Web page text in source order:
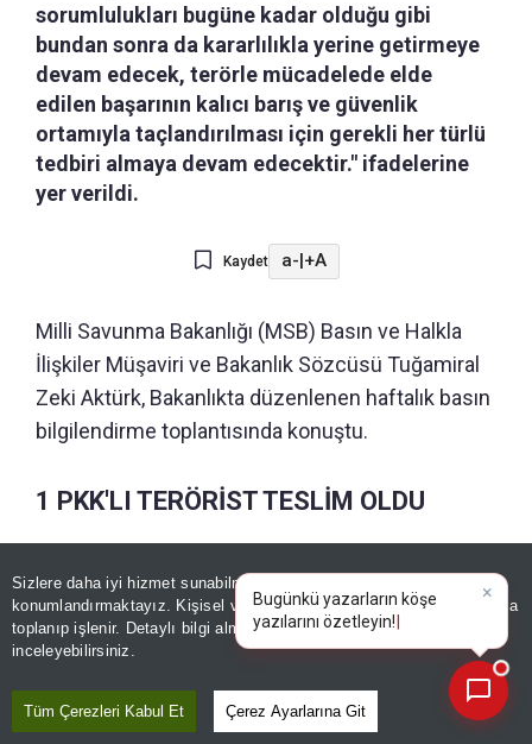
Sizlere daha iyi hizmet sunabilmek adına sitemizde
konumlandırmaktayız. Kişisel verileriniz, KVKK ve GDPR kapsamında
toplanıp işlenir. Detaylı bilgi almak içinAydınlatma Metnimizi
inceleyebilirsiniz.
Tüm Çerezleri Kabul Et Çerez Ayarlarına Git
sorumlulukları bugüne kadar olduğu gibi
bundan sonra da kararlılıkla yerine getirmeye
devam edecek, terörle mücadelede elde
edilen başarının kalıcı barış ve güvenlik
ortamıyla taçlandırılması için gerekli her türlü
tedbiri almaya devam edecektir." ifadelerine
yer verildi.
Kaydet a-|+A
Milli Savunma Bakanlığı (MSB) Basın ve Halkla
İlişkiler Müşaviri ve Bakanlık Sözcüsü Tuğamiral
Zeki Aktürk, Bakanlıkta düzenlenen haftalık basın
bilgilendirme toplantısında konuştu.
1 PKK'LI TERÖRİST TESLİM OLDU
Aktürk, Türk Silahlı Kuvvetlerinin (TSK), ülkenin
güvenliğinin sağlanması, milletimizin huzurunun
korunması ve devletin bekasının muhafazası
amacıyla her türlü risk ve tehdit unsuruna karşı
yürüttüğü faaliyetlerini azim ve kararlılıkla
sürdürdüğünü belirterek"Son bir hafta içerisinde
×
Bugünkü yazarların köşe
yazılarını özetleyin!